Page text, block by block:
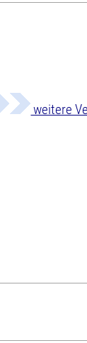
weitere